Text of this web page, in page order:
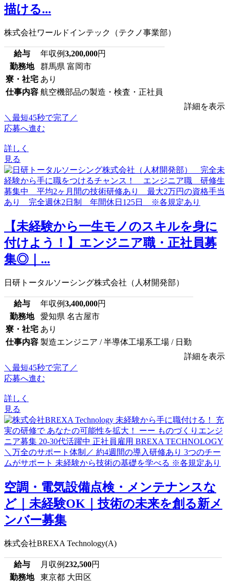
描ける...
株式会社ワールドインテック（テクノ事業部）
給与 年収例3,200,000円
勤務地
群馬県 富岡市
寮・社宅 あり
仕事内容 航空機部品の製造・検査・正社員
詳細を表示
＼最短45秒で完了／
応募へ進む
詳しく
見る
【未経験から一生モノのスキルを身に
付けよう！】エンジニア職・正社員募
集◎｜...
日研トータルソーシング株式会社（人材開発部）
給与 年収例3,400,000円
勤務地
愛知県 名古屋市
寮・社宅 あり
仕事内容 製造エンジニア / 半導体工場系工場 / 日勤
詳細を表示
＼最短45秒で完了／
応募へ進む
詳しく
見る
空調・電気設備点検・メンテナンスな
ど｜未経験OK｜技術の未来を創る新メ
ンバー募集
株式会社BREXA Technology(A)
給与 月収例232,500円
勤務地
東京都 大田区